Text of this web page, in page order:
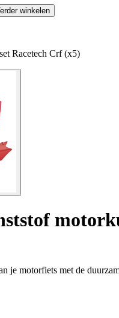
winkelen
Racetech Crf (x5)
je motorfiets met de